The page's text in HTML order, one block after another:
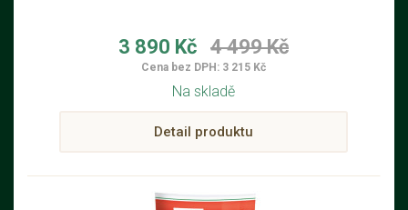
3 890 Kč 4 499 Kč
Cena bez DPH: 3 215 Kč
Na skladě
Detail produktu